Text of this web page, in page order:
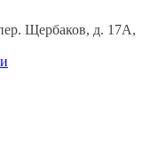
Щербаков, д. 17А,